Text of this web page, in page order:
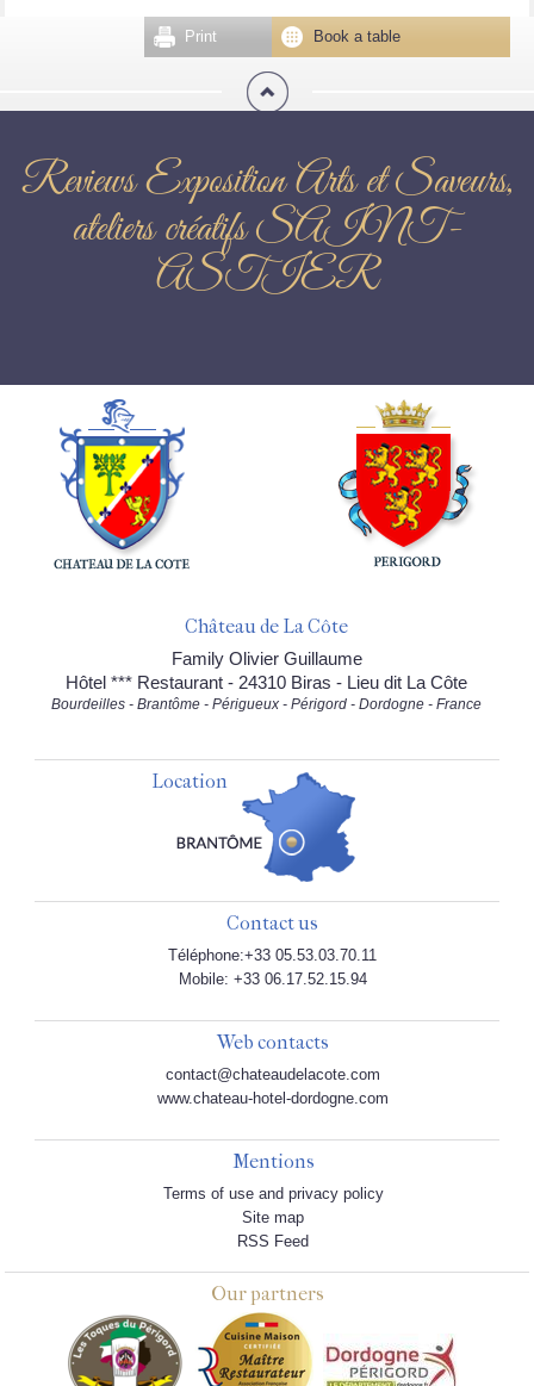
Book a table
Print
Reviews Exposition Arts et Saveurs,
ateliers créatifs SAINT-
ASTIER
Château de La Côte
Family Olivier Guillaume
Hôtel *** Restaurant - 24310 Biras - Lieu dit La Côte
Bourdeilles - Brantôme - Périgueux - Périgord - Dordogne - France
Location
Contact us
Téléphone:+33 05.53.03.70.11
Mobile: +33 06.17.52.15.94
Web contacts
contact@chateaudelacote.com
www.chateau-hotel-dordogne.com
Mentions
Terms of use and privacy policy
Site map
RSS Feed
Our partners